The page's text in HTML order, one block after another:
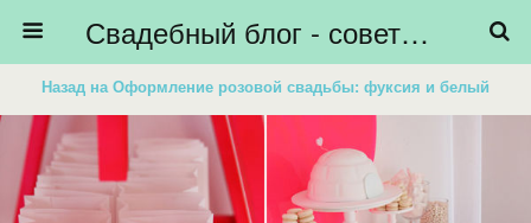
Свадебный блог - советы невестам, подготовка к свадьбе - HiBride
Назад на Оформление розовой свадьбы: фуксия и белый